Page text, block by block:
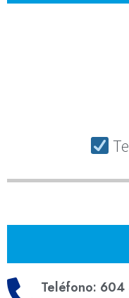
Teléfono: 604